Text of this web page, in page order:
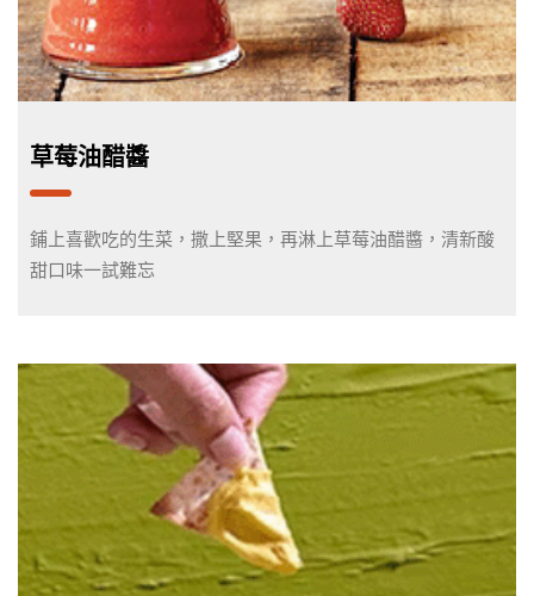
草莓油醋醬
鋪上喜歡吃的生菜，撒上堅果，再淋上草莓油醋醬，清新酸
甜口味一試難忘